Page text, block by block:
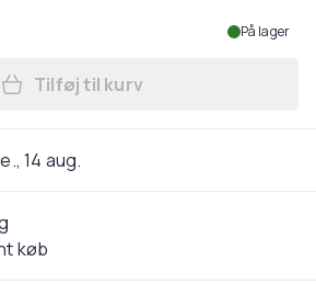
På lager
Læg Fudge Clean Blonde
Tilføj til kurv
14 aug.
køb